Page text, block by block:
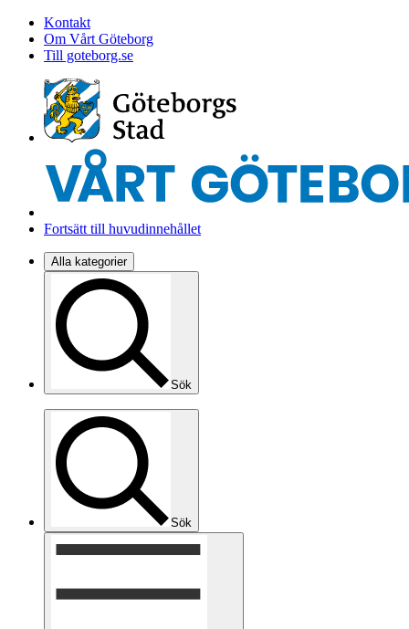
Kontakt
Om Vårt Göteborg
Till goteborg.se
Fortsätt till huvudinnehållet
Alla kategorier
Sök
Sök